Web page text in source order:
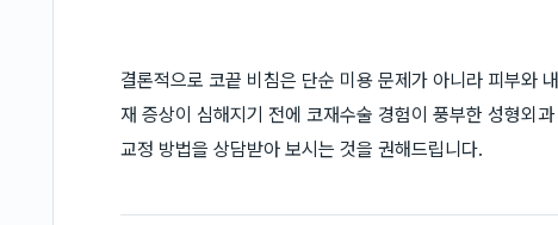
결론적으로 코끝 비침은 단순 미용 문제가 아니라 피부와
재 증상이 심해지기 전에 코재수술 경험이 풍부한 성형외
교정 방법을 상담받아 보시는 것을 권해드립니다.